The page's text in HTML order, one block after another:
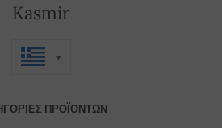
Kasmir
ΠΡΟΪΌΝΤΩΝ